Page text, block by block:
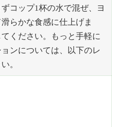
コップ1杯の水で混ぜ、ヨ
らかな食感に仕上げま
ください。もっと手軽に
ンについては、以下のレ
。